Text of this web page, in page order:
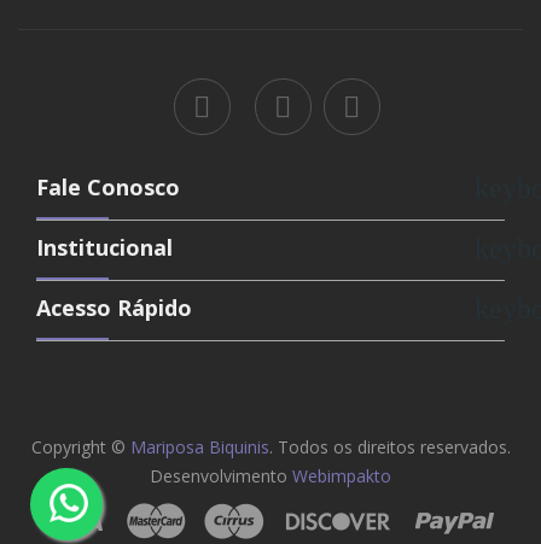
Fale Conosco
Institucional
Acesso Rápido
Copyright © Mariposa Biquinis. Todos os direitos reservados.
Desenvolvimento Webimpakto